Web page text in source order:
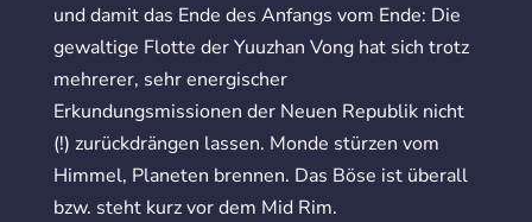
und damit das Ende des Anfangs vom Ende: Die
gewaltige Flotte der Yuuzhan Vong hat sich trotz
mehrerer, sehr energischer
Erkundungsmissionen der Neuen Republik nicht
(!) zurückdrängen lassen. Monde stürzen vom
Himmel, Planeten brennen. Das Böse ist überall
bzw. steht kurz vor dem Mid Rim.